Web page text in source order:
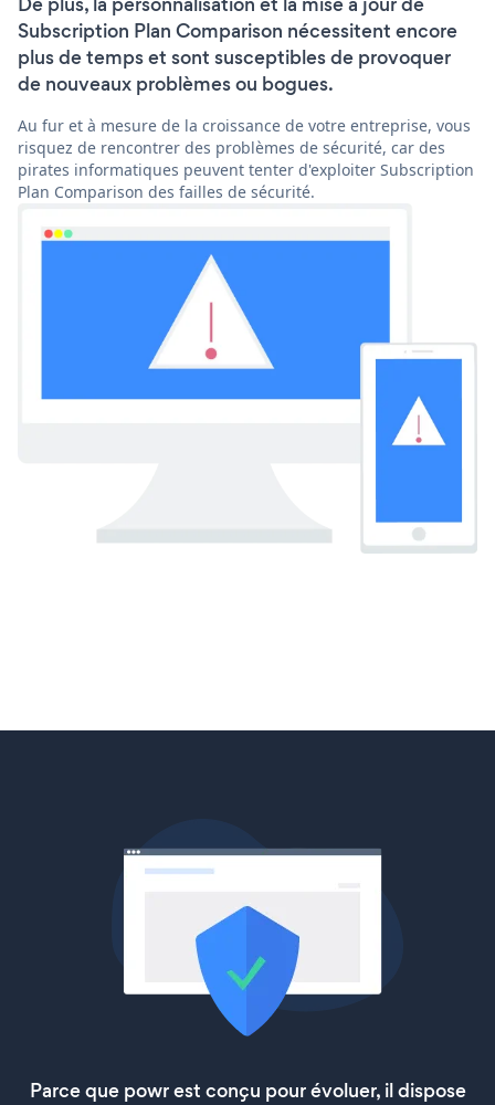
Subscription Plan Comparison nécessitent encore
plus de temps et sont susceptibles de provoquer
de nouveaux problèmes ou bogues.
Au fur et à mesure de la croissance de votre entreprise, vous
risquez de rencontrer des problèmes de sécurité, car des
pirates informatiques peuvent tenter d'exploiter Subscription
Plan Comparison des failles de sécurité.
Parce que powr est conçu pour évoluer, il dispose